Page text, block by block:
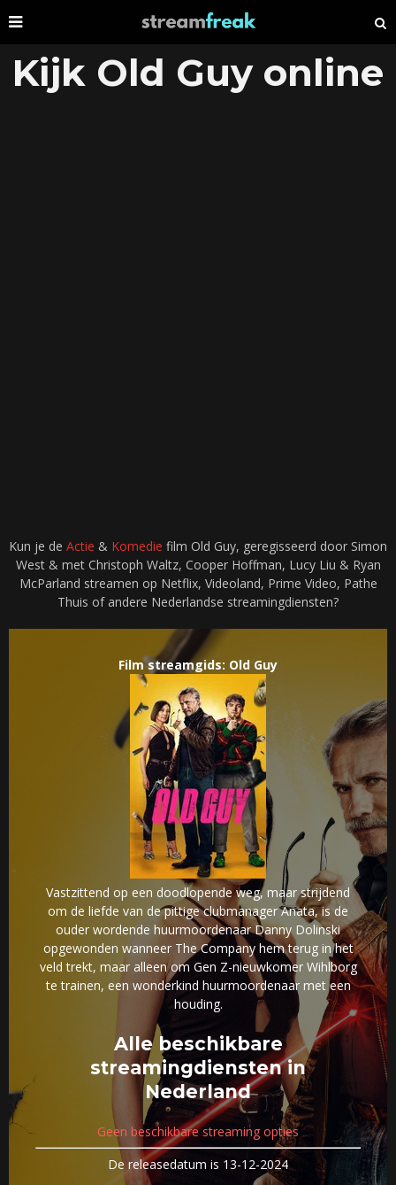
Kijk Old Guy online
Kun je de Actie & Komedie film Old Guy, geregisseerd door Simon
West & met Christoph Waltz, Cooper Hoffman, Lucy Liu & Ryan
McParland streamen op Netflix, Videoland, Prime Video, Pathe
Thuis of andere Nederlandse streamingdiensten?
Film streamgids: Old Guy
Vastzittend op een doodlopende weg, maar strijdend
om de liefde van de pittige clubmanager Anata, is de
ouder wordende huurmoordenaar Danny Dolinski
opgewonden wanneer The Company hem terug in het
veld trekt, maar alleen om Gen Z-nieuwkomer Wihlborg
te trainen, een wonderkind huurmoordenaar met een
houding.
Alle beschikbare
streamingdiensten in
Nederland
Geen beschikbare streaming opties
De releasedatum is 13-12-2024